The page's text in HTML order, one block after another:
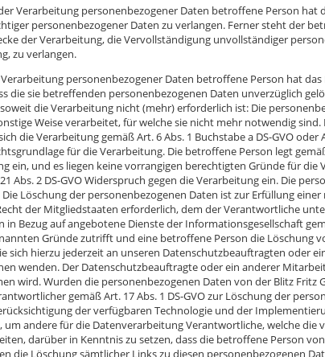
Verarbeitung personenbezogener Daten betroffene Person hat
personenbezogener Daten zu verlangen. Ferner steht der
der Verarbeitung, die Vervollständigung unvollständiger
zu verlangen.
Verarbeitung personenbezogener Daten betroffene Person hat das
die sie betreffenden personenbezogenen Daten unverzüglich
die Verarbeitung nicht (mehr) erforderlich ist: Die
Weise verarbeitet, für welche sie nicht mehr notwendig
die Verarbeitung gemäß Art. 6 Abs. 1 Buchstabe a DS-GVO oder
für die Verarbeitung. Die betroffene Person legt
ein, und es liegen keine vorrangigen berechtigten Gründe für die
Abs. 2 DS-GVO Widerspruch gegen die Verarbeitung ein. Die
Löschung der personenbezogenen Daten ist zur Erfüllung
der Mitgliedstaaten erforderlich, dem der Verantwortliche
Bezug auf angebotene Dienste der Informationsgesellschaft
Gründe zutrifft und eine betroffene Person die Löschung
sich hierzu jederzeit an unseren Datenschutzbeauftragten oder
wenden. Der Datenschutzbeauftragte oder ein anderer
wird. Wurden die personenbezogenen Daten von der Blitz Fritz
gemäß Art. 17 Abs. 1 DS-GVO zur Löschung der
der verfügbaren Technologie und der
um andere für die Datenverarbeitung Verantwortliche, welche die
darüber in Kenntnis zu setzen, dass die betroffene Person
die Löschung sämtlicher Links zu diesen personenbezogenen